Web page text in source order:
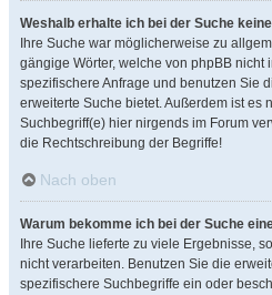
Weshalb erhalte ich bei der Suche
Ihre Suche war möglicherweise zu
gängige Wörter, welche von phpBB nicht
spezifischere Anfrage und benutzen Sie
erweiterte Suche bietet. Außerdem ist es
Suchbegriff(e) hier nirgends im Forum
die Rechtschreibung der Begriffe!
Nach oben
Warum bekomme ich bei der Suche
Ihre Suche lieferte zu viele Ergebnisse,
nicht verarbeiten. Benutzen Sie die
spezifischere Suchbegriffe ein oder